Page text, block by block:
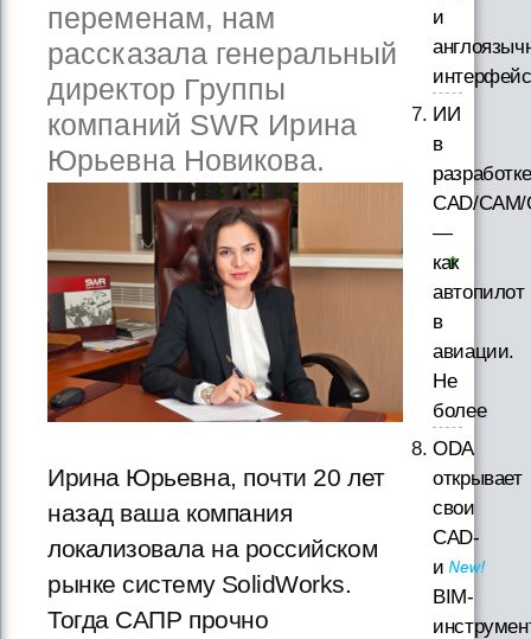
переменам, нам
рассказала генеральный
директор Группы
компаний SWR Ирина
Юрьевна Новикова.
Ирина Юрьевна, почти 20 лет
назад ваша компания
локализовала на российском
рынке систему SolidWorks.
Тогда САПР прочно
и
ИИ
в
разработке
CAD/
—
как
автопилот
в
авиации.
Не
более
ODA
открывает
свои
CAD-
и
BIM-